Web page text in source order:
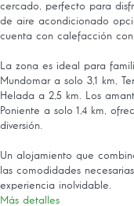
cercado, perfecto para
de aire acondicionado
cuenta con calefacción
La zona es ideal para
Mundomar a solo 3,1 km,
Helada a 2,5 km. Los
Poniente a solo 1,4 km,
diversión.
Un alojamiento que
las comodidades
experiencia inolvidable.
Más detalles